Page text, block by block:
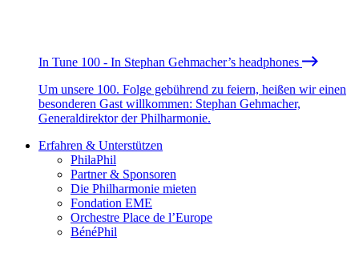
In Tune 100 - In Stephan Gehmacher’s headphones
Um unsere 100. Folge gebührend zu feiern, heißen wir einen
besonderen Gast willkommen: Stephan Gehmacher,
Generaldirektor der Philharmonie.
Erfahren & Unterstützen
PhilaPhil
Partner & Sponsoren
Die Philharmonie mieten
Fondation EME
Orchestre Place de l’Europe
BénéPhil